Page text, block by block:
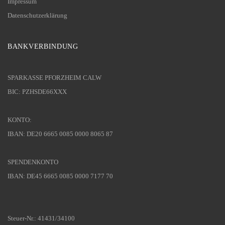
Datenschutzerklärung
BANKVERBINDUNG
SPARKASSE PFORZHEIM CALW
BIC: PZHSDE66XXX
KONTO:
IBAN: DE20 6665 0085 0000 8065 87
SPENDENKONTO
IBAN: DE45 6665 0085 0000 7177 70
Steuer-Nr.: 41431/34100